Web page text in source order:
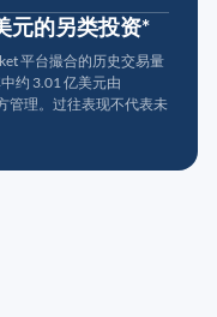
元的另类投资*
平台撮合的历史交易量
约 3.01 亿美元由
管理。过往表现不代表未